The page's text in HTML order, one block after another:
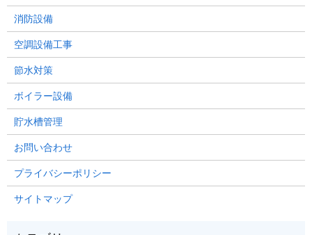
消防設備
空調設備工事
節水対策
ボイラー設備
貯水槽管理
お問い合わせ
プライバシーポリシー
サイトマップ